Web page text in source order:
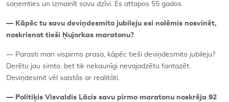
saņemties un izmainīt savu dzīvi. Es attapos 55 gados.
— Kāpēc tu savu deviņdesmito jubileju esi nolēmis nosvinēt,
noskrienot tieši Ņujorkas maratonu?
— Parasti man vispirms prasa, kāpēc tieši deviņdesmito jubileju?
Derētu jau simto, bet tik nekaunīgi nevajadzētu fantazēt.
Deviņdesmit vēl saistās ar realitāti.
— Politiķis Visvaldis Lācis savu pirmo maratonu noskrēja 92